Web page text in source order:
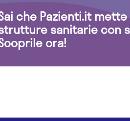
che Pazienti.it
sanitarie con
ora!